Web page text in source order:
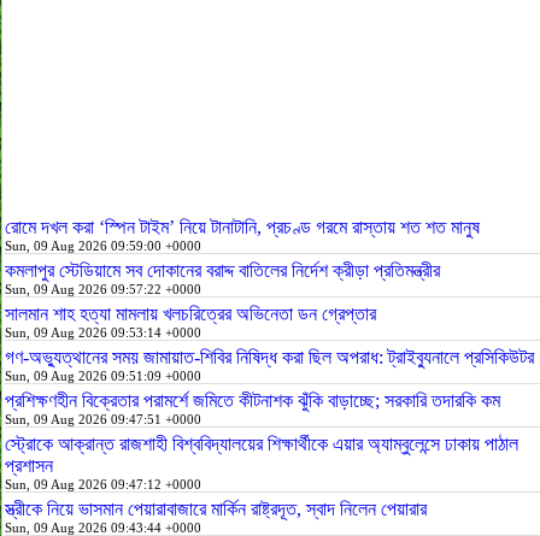
রোমে দখল করা ‘স্পিন টাইম’ নিয়ে টানাটানি, প্রচণ্ড গরমে রাস্তায় শত শত মানুষ
Sun, 09 Aug 2026 09:59:00 +0000
কমলাপুর স্টেডিয়ামে সব দোকানের বরাদ্দ বাতিলের নির্দেশ ক্রীড়া প্রতিমন্ত্রীর
Sun, 09 Aug 2026 09:57:22 +0000
সালমান শাহ হত্যা মামলায় খলচরিত্রের অভিনেতা ডন গ্রেপ্তার
Sun, 09 Aug 2026 09:53:14 +0000
গণ-অভ্যুত্থানের সময় জামায়াত-শিবির নিষিদ্ধ করা ছিল অপরাধ: ট্রাইব্যুনালে প্রসিকিউটর
Sun, 09 Aug 2026 09:51:09 +0000
প্রশিক্ষণহীন বিক্রেতার পরামর্শে জমিতে কীটনাশক ঝুঁকি বাড়াচ্ছে; সরকারি তদারকি কম
Sun, 09 Aug 2026 09:47:51 +0000
স্ট্রোকে আক্রান্ত রাজশাহী বিশ্ববিদ্যালয়ের শিক্ষার্থীকে এয়ার অ্যাম্বুলেন্সে ঢাকায় পাঠাল
প্রশাসন
Sun, 09 Aug 2026 09:47:12 +0000
স্ত্রীকে নিয়ে ভাসমান পেয়ারাবাজারে মার্কিন রাষ্ট্রদূত, স্বাদ নিলেন পেয়ারার
Sun, 09 Aug 2026 09:43:44 +0000